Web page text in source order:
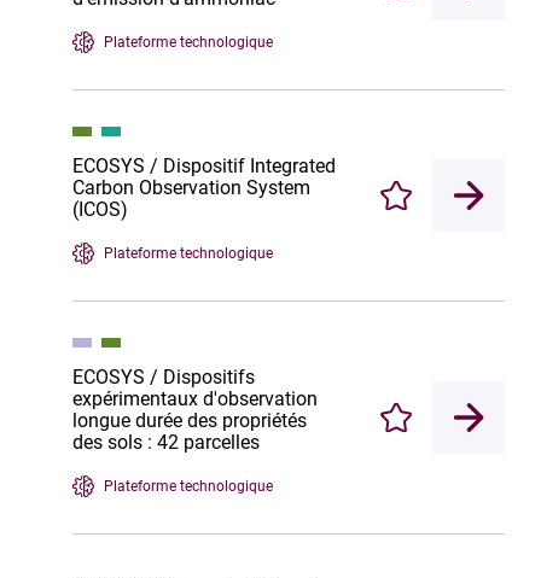
Plateforme technologique
ECOSYS / Dispositif Integrated
Carbon Observation System
(ICOS)
Plateforme technologique
Enregistrer
ECOSYS / Dispositifs
expérimentaux d'observation
longue durée des propriétés
des sols : 42 parcelles
Plateforme technologique
Enregistrer